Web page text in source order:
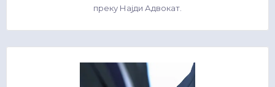
преку Најди Адвокат.